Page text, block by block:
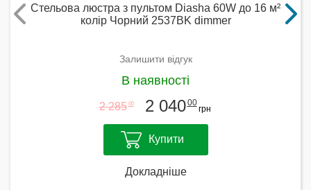
Стельова люстра з пультом Diasha 60W до 16 м²
колір Чорний 2537BK dimmer
Залишити відгук
В наявності
2 285 00 2 04000
грн
Купити
Докладніше